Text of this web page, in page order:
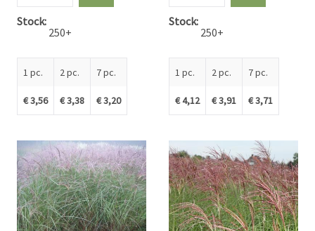
Stock
250+
1 pc.
€ 3,56
2 pc.
€ 3,38
7 pc.
€ 3,20
Stock
250+
1 pc.
€ 4,12
2 pc.
€ 3,91
7 pc.
€ 3,71